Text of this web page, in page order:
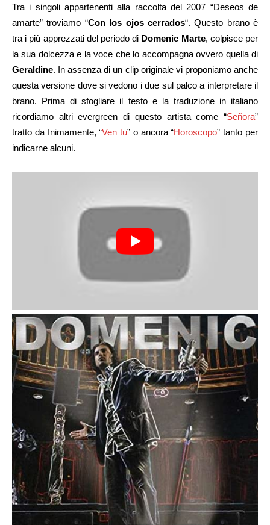
Tra i singoli appartenenti alla raccolta del 2007 “Deseos de
amarte” troviamo “Con los ojos cerrados“. Questo brano è
tra i più apprezzati del periodo di Domenic Marte, colpisce per
la sua dolcezza e la voce che lo accompagna ovvero quella di
Geraldine. In assenza di un clip originale vi proponiamo anche
questa versione dove si vedono i due sul palco a interpretare il
brano. Prima di sfogliare il testo e la traduzione in italiano
ricordiamo altri evergreen di questo artista come “Señora”
tratto da Inimamente, “Ven tu” o ancora “Horoscopo” tanto per
indicarne alcuni.